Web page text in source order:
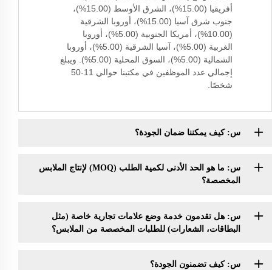
أفريقيا (15.00%)، الشرق الأوسط (15.00%)،
جنوب شرق آسيا (15.00%)، أوروبا الشرقية
(10.00%)، أمريكا الجنوبية (5.00%)، أوروبا
الغربية (5.00%)، آسيا الشرقية (5.00%)، أوروبا
الشمالية (5.00%)، السوق المحلية (5.00%). ويبلغ
إجمالي عدد الموظفين في مكتبنا حوالي 11-50
شخصًا.
س: كيف يمكننا ضمان الجودة؟
س: ما هو الحد الأدنى لكمية الطلب (MOQ) لإنتاج الملابس
المخصصة؟
س: هل تقدمون خدمة وضع علامات تجارية خاصة (مثل
البطاقات، الشعارات) للطلبات المخصصة من الملابس؟
س: كيف تضمنون الجودة؟